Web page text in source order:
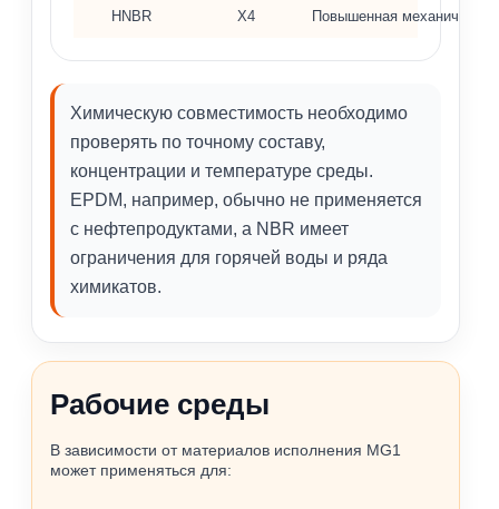
HNBR X4 Повышенная механическая
Химическую совместимость необходимо
проверять по точному составу,
концентрации и температуре среды.
EPDM, например, обычно не применяется
с нефтепродуктами, а NBR имеет
ограничения для горячей воды и ряда
химикатов.
Рабочие среды
В зависимости от материалов исполнения MG1
может применяться для: